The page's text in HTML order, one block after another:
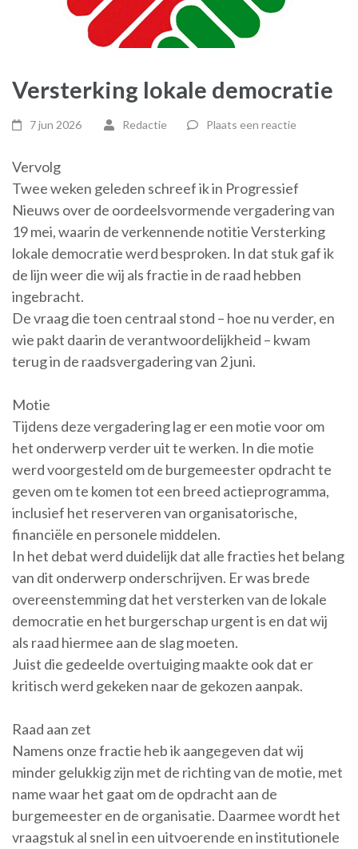
Versterking lokale democratie
7 jun 2026 Redactie Plaats een reactie
Vervolg
Twee weken geleden schreef ik in Progressief
Nieuws over de oordeelsvormende vergadering van
19 mei, waarin de verkennende notitie Versterking
lokale democratie werd besproken. In dat stuk gaf ik
de lijn weer die wij als fractie in de raad hebben
ingebracht.
De vraag die toen centraal stond – hoe nu verder, en
wie pakt daarin de verantwoordelijkheid – kwam
terug in de raadsvergadering van 2 juni.
Motie
Tijdens deze vergadering lag er een motie voor om
het onderwerp verder uit te werken. In die motie
werd voorgesteld om de burgemeester opdracht te
geven om te komen tot een breed actieprogramma,
inclusief het reserveren van organisatorische,
financiële en personele middelen.
In het debat werd duidelijk dat alle fracties het belang
van dit onderwerp onderschrijven. Er was brede
overeenstemming dat het versterken van de lokale
democratie en het burgerschap urgent is en dat wij
als raad hiermee aan de slag moeten.
Juist die gedeelde overtuiging maakte ook dat er
kritisch werd gekeken naar de gekozen aanpak.
Raad aan zet
Namens onze fractie heb ik aangegeven dat wij
minder gelukkig zijn met de richting van de motie, met
name waar het gaat om de opdracht aan de
burgemeester en de organisatie. Daarmee wordt het
vraagstuk al snel in een uitvoerende en institutionele